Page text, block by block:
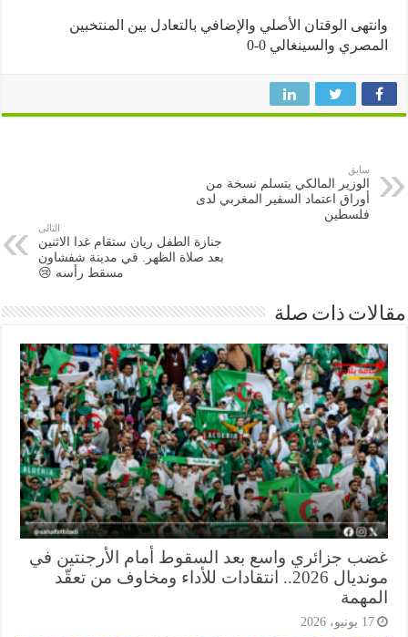
الوقتان الأصلي والإضافي بالتعادل بين المنتخبين
والسينغالي 0-0
الوزير المالكي يتسلم نسخة من
أوراق اعتماد السفير المغربي لدى
فلسطين
جنازة الطفل ريان ستقام غدا الاثنين
بعد صلاة الظهر. في مدينة شفشاون
مسقط رأسه 😢
ذات صلة
جزائري واسع بعد السقوط أمام الأرجنتين في
مونديال 2026.. انتقادات للأداء ومخاوف من تعقّد